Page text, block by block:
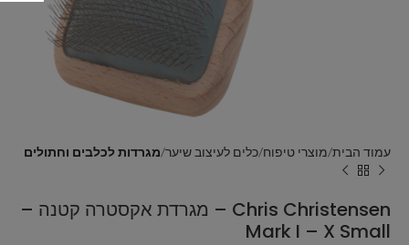
עמוד הבית מוצרי טיפוח כלים לעיצוב שיער מגרדות לכלבים וחתולים
Chris Christensen – מגרדת אקסטרה קטנה –
Mark I – X Small